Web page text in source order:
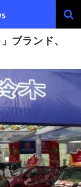
ブランド、